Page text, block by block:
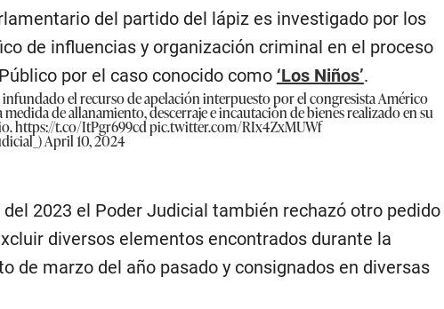
del partido del lápiz es investigado por los
de influencias y organización criminal en el proceso
por el caso conocido como ‘Los Niños’.
el recurso de apelación interpuesto por el congresista Américo
de allanamiento, descerraje e incautación de bienes realizado en su
https://t.co/ItPgr699cdpic.twitter.com/RIx4ZxMUWf
April 10, 2024
2023 el Poder Judicial también rechazó otro pedido
diversos elementos encontrados durante la
de marzo del año pasado y consignados en diversas